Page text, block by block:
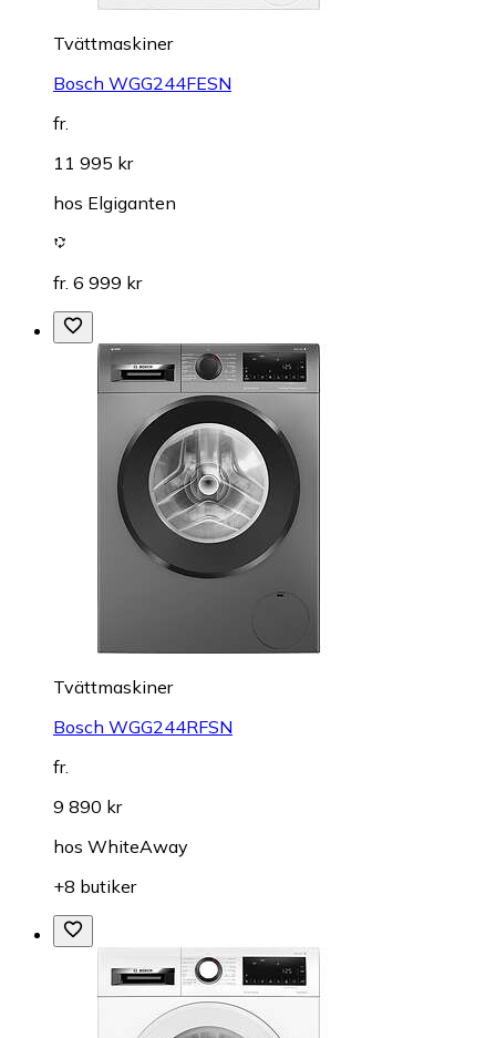
Tvättmaskiner
Bosch WGG244FESN
fr.
11 995 kr
hos Elgiganten
fr. 6 999 kr
Tvättmaskiner
Bosch WGG244RFSN
fr.
9 890 kr
hos WhiteAway
+8 butiker